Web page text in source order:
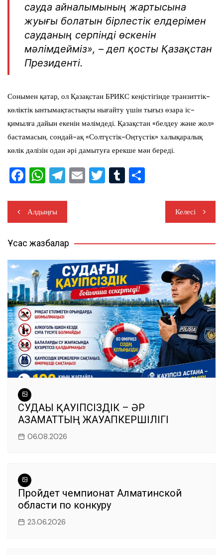
сауда айналымының жартысына
жуығы болатын бірлестік елдерімен
сауданың серпінді өскенін
мәлімдейміз», – деп қосты Қазақстан
Президенті.
Сонымен қатар, ол Қазақстан БРИКС кеңістігінде транзиттік-
көліктік ынтымақтастықты нығайту үшін тығыз өзара іс-
қимылға дайын екенін мәлімдеді. Қазақстан «белдеу және жол»
бастамасын, сондай-ақ «Солтүстік-Оңтүстік» халықаралық
көлік дәлізін одан әрі дамытуға ерекше мән береді.
F
c
e
b
o
o
k
W
at
s
A
p
p
T
e
gr
a
m
E T T
r
Жазба
навигациясы
Алдыңғы Келесі
Ұқсас жазбалар
СУДАҒЫ ҚАУІПСІЗДІК – ӘР
АЗАМАТТЫҢ ЖАУАПКЕРШІЛІГІ
06.08.2026
Пройдет чемпионат Алматинской
области по конкуру
23.06.2026